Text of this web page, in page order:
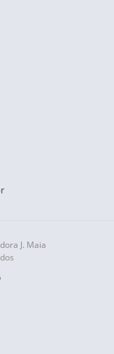
J. Maia